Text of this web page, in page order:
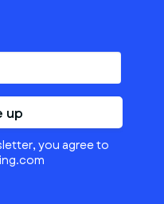
up
you agree to